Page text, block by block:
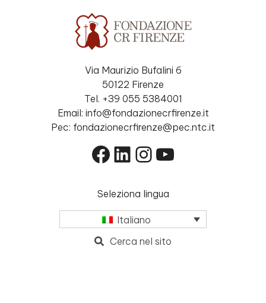
Via Maurizio Bufalini 6
50122 Firenze
Tel. +39 055 5384001
Email: info@fondazionecrfirenze.it
Pec: fondazionecrfirenze@pec.ntc.it
Facebook
LinkedIn
Instagram
YouTube
Seleziona lingua
Italiano
Cerca nel sito